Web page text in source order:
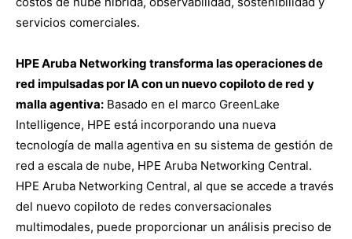
servicios comerciales.
HPE Aruba Networking transforma las operaciones de
red impulsadas por IA con un nuevo copiloto de red y
malla agentiva: Basado en el marco GreenLake
Intelligence, HPE está incorporando una nueva
tecnología de malla agentiva en su sistema de gestión de
red a escala de nube, HPE Aruba Networking Central.
HPE Aruba Networking Central, al que se accede a través
del nuevo copiloto de redes conversacionales
multimodales, puede proporcionar un análisis preciso de